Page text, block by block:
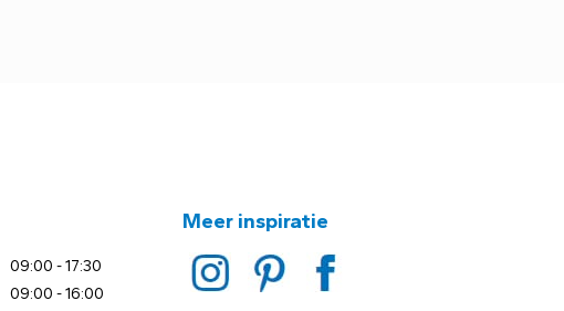
09:00 - 17:30
09:00 - 16:00
Meer inspiratie